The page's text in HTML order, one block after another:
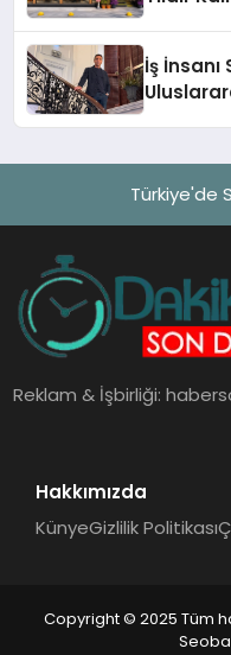
İş
Türkiye'de
Reklam & İşbirliği:
Hakkımızda
KünyeGizlilik Politikası
Copyright © 2025 Tüm